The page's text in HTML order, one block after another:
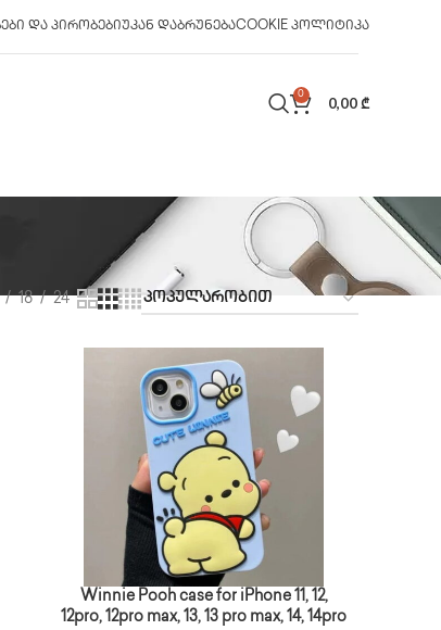
ᲓᲐ ᲞᲘᲠᲝᲑᲔᲑᲘᲣᲙᲐᲜ ᲓᲐᲑᲠᲣᲜᲔᲑᲐCOOKIE ᲞᲝᲚᲘᲢᲘᲙᲐ
0 0,00₾
18 24
Winnie Pooh case for iPhone 11, 12,
12pro, 12pro max, 13, 13 pro max, 14, 14pro